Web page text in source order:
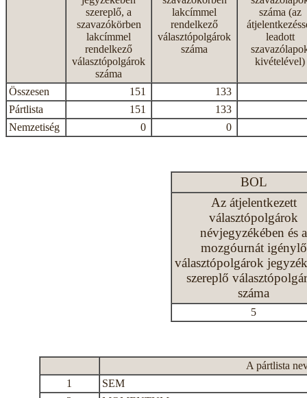
szereplő, a
szavazókörben
lakcímmel
rendelkező
választópolgárok
száma
lakcímmel
rendelkező
választópolgárok
száma
száma (az
leadott
kivételével)
Összesen 151
133
Pártlista
151
133
Nemzetiség
0 0
BOL
Az átjelentkezett
választópolgárok
névjegyzékében és a
mozgóurnát igénylő
választópolgárok
szereplő
száma
5
A pártlista
1
SEM